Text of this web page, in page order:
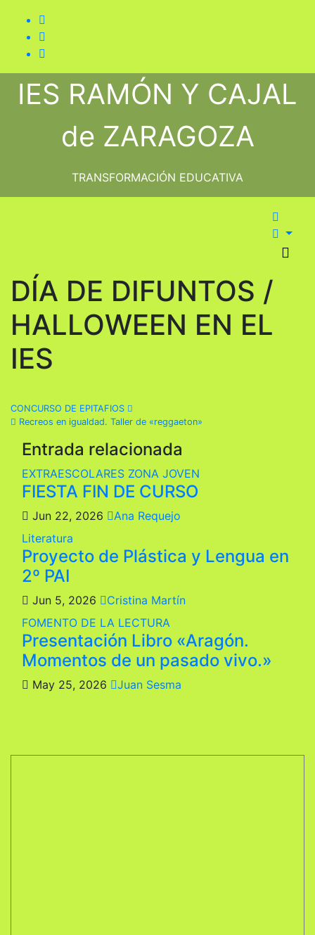
contenido
IES RAMÓN Y CAJAL
de ZARAGOZA
TRANSFORMACIÓN EDUCATIVA
DÍA DE DIFUNTOS /
HALLOWEEN EN EL
IES
Navegación
de
entradas
CONCURSO DE EPITAFIOS
Recreos en igualdad. Taller de «reggaeton»
Entrada relacionada
EXTRAESCOLARES ZONA JOVEN
FIESTA FIN DE CURSO
Jun 22, 2026
Ana Requejo
Literatura
Proyecto de Plástica y Lengua en
2º PAI
Jun 5, 2026
Cristina Martín
FOMENTO DE LA LECTURA
Presentación Libro «Aragón.
Momentos de un pasado vivo.»
May 25, 2026 Juan Sesma